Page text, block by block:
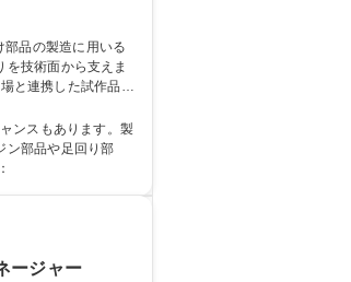
技術面から支えま
ン部品や足回り部
ージャー